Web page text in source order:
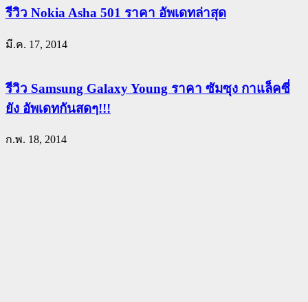
รีวิว Nokia Asha 501 ราคา อัพเดทล่าสุด
มี.ค. 17, 2014
รีวิว Samsung Galaxy Young ราคา ซัมซุง กาแล็คซี่
ยัง อัพเดทกันสดๆ!!!
ก.พ. 18, 2014